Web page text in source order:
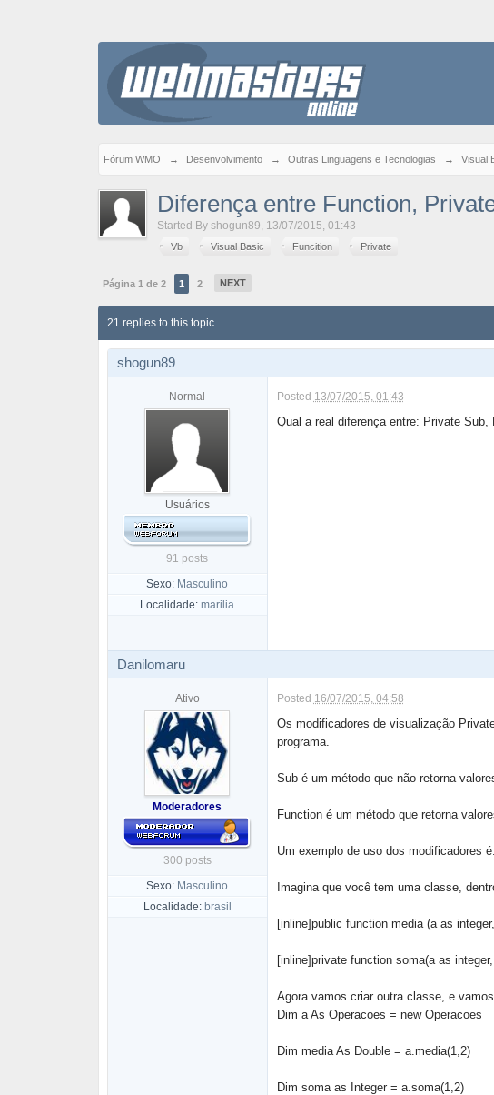
Fórum WMO → Desenvolvimento → Outras Linguagens e Tecnologias → Visual
Diferença entre Function,
Started By shogun89, 13/07/2015, 01:43
Vb Visual Basic Funcition Private
Página 1 de 2 1 2 NEXT
21 replies to this topic
shogun89
Normal
Usuários
91 posts
Sexo: Masculino
Localidade: marilia
Posted 13/07/2015, 01:43
Qual a real diferença entre: Private
Danilomaru
Ativo
Moderadores
300 posts
Sexo: Masculino
Localidade: brasil
Posted 16/07/2015, 04:58
Os modificadores de visualização
programa.
Sub é um método que não retorna
Function é um método que retorna
Um exemplo de uso dos modificadores é:
Imagina que você tem uma classe,
[inline]public function media (a as
[inline]private function soma(a as
Agora vamos criar outra classe, e
Dim a As Operacoes = new Operacoes
Dim media As Double = a.media(1,2)
Dim soma as Integer = a.soma(1,2)